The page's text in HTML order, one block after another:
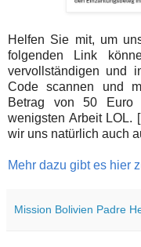
Helfen Sie mit, um
folgenden Link
vervollständigen und
Code scannen und
Betrag von 50 Euro
wenigsten Arbeit LOL.
wir uns natürlich auch
Mehr dazu gibt es hier
Mission Bolivien Padre